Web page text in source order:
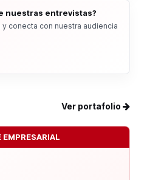
nuestras entrevistas?
conecta con nuestra audiencia
Ver portafolio